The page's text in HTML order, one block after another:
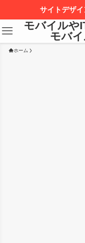
サイトデザイ
モバイルや
モバ
ホーム